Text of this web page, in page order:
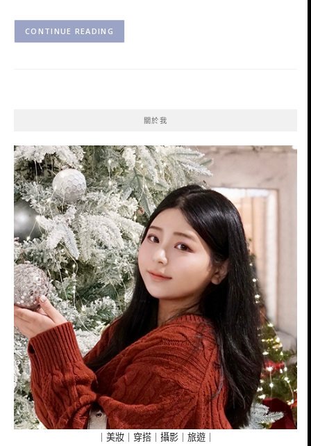
CONTINUE READING
關於我
｜美妝｜穿搭｜攝影｜旅遊｜